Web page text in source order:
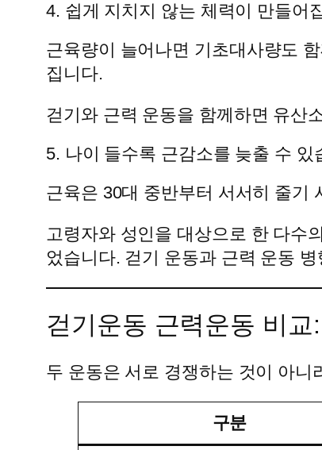
4. 쉽게 지치지 않는 체력이 만들어
근육량이 늘어나면 기초대사량도
집니다.
걷기와 근력 운동을 함께하면 유산
5. 나이 들수록 근감소를 늦출 수 있
근육은 30대 중반부터 서서히 줄기
고령자와 성인을 대상으로 한 다수
었습니다. 걷기 운동과 근력 운동
걷기운동 근력운동 비
두 운동은 서로 경쟁하는 것이 아니
구분